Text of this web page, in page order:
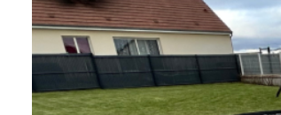
Qui
sommes-
nous
Blog